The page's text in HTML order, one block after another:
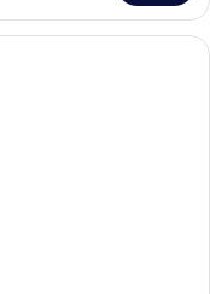
med två solstolar, en